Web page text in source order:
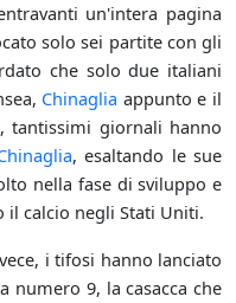
un'intera pagina
solo sei partite con gli
che solo due italiani
Chinaglia appunto e il
tantissimi giornali hanno
, esaltando le sue
nella fase di sviluppo e
il calcio negli Stati Uniti.
i tifosi hanno lanciato
9, la casacca che